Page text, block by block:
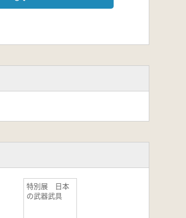
特別展 日本
の武器武具